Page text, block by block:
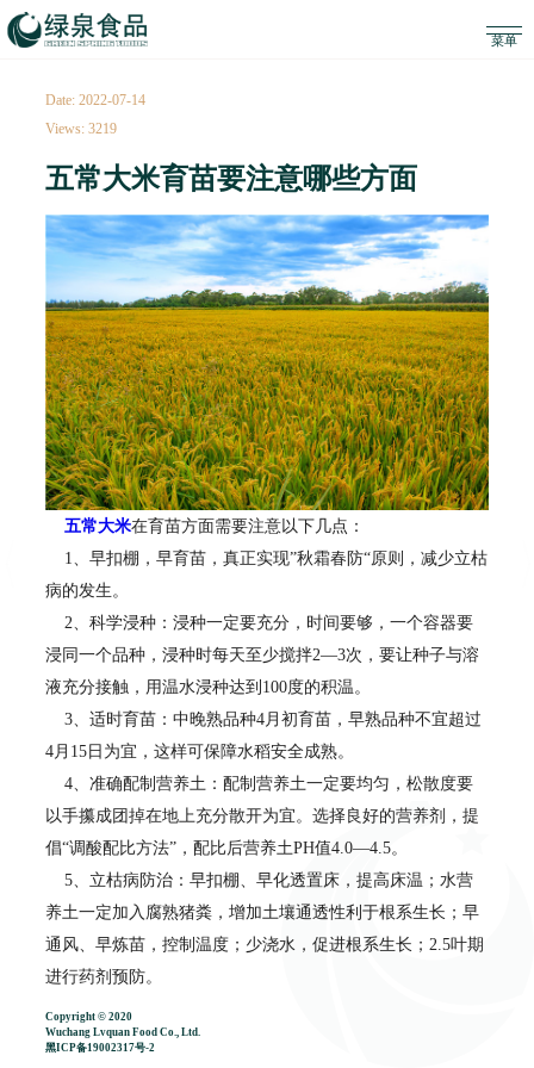
Date: 2022-07-14
Views: 3219
五常大米育苗要注意哪些方面
五常大米在育苗方面需要注意以下几点：
1、早扣棚，早育苗，真正实现”秋霜春防“原则，减少立枯
病的发生。
2、科学浸种：浸种一定要充分，时间要够，一个容器要
浸同一个品种，浸种时每天至少搅拌2—3次，要让种子与溶
液充分接触，用温水浸种达到100度的积温。
3、适时育苗：中晚熟品种4月初育苗，早熟品种不宜超过
4月15日为宜，这样可保障水稻安全成熟。
4、准确配制营养土：配制营养土一定要均匀，松散度要
以手攥成团掉在地上充分散开为宜。选择良好的营养剂，提
倡“调酸配比方法”，配比后营养土PH值4.0—4.5。
5、立枯病防治：早扣棚、早化透置床，提高床温；水营
养土一定加入腐熟猪粪，增加土壤通透性利于根系生长；早
通风、早炼苗，控制温度；少浇水，促进根系生长；2.5叶期
进行药剂预防。
6、科学施肥，提高秧苗的抗病率，利于培育壮秧。苗期
施肥，要看苗追肥，以叶片淡黄绿色为主，高度一致为准，
Copyright © 2020
Wuchang Lvquan Food Co., Ltd.
黑ICP备19002317号-2